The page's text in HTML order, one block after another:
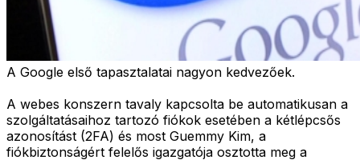
A Google első tapasztalatai nagyon kedvezőek.
A webes konszern tavaly kapcsolta be automatikusan a
szolgáltatásaihoz tartozó fiókok esetében a kétlépcsős
azonosítást (2FA) és most Guemmy Kim, a
fiókbiztonságért felelős igazgatója osztotta meg a